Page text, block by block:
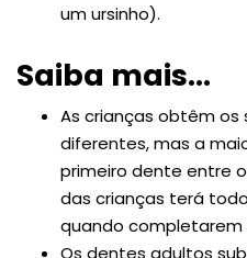
um ursinho).
Saiba mais…
As crianças obtêm
diferentes, mas a
primeiro dente entre
das crianças terá
quando completarem
Os dentes adultos